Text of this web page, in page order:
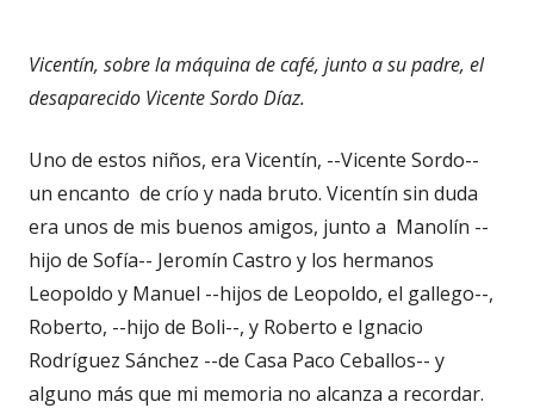
Vicentín, sobre la máquina de café, junto a su padre, el
desaparecido Vicente Sordo Díaz.
Uno de estos niños, era Vicentín, --Vicente Sordo--
un encanto de crío y nada bruto. Vicentín sin duda
era unos de mis buenos amigos, junto a Manolín --
hijo de Sofía-- Jeromín Castro y los hermanos
Leopoldo y Manuel --hijos de Leopoldo, el gallego--,
Roberto, --hijo de Boli--, y Roberto e Ignacio
Rodríguez Sánchez --de Casa Paco Ceballos-- y
alguno más que mi memoria no alcanza a recordar.